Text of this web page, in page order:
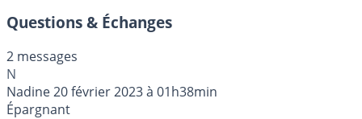
Questions & Échanges
2 messages
N
Nadine20 février 2023 à 01h38min
Épargnant